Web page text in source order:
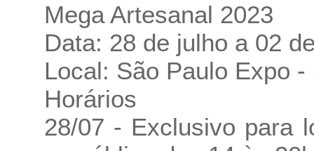
Mega Artesanal 2023
Data: 28 de julho a 02
Local: São Paulo Expo
Horários
28/07 - Exclusivo para